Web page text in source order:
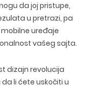
da joj pristupe,
u pretrazi, pa
uređaje
vašeg sajta.
dizajn revolucija
li ćete uskočiti u